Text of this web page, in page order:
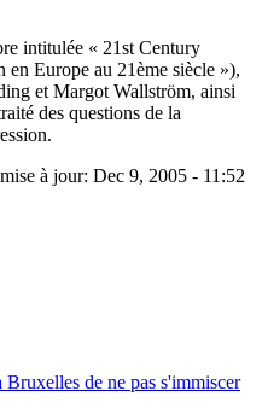
intitulée « 21st Century
Europe au 21ème siècle »),
et Margot Wallström, ainsi
des questions de la
à jour: Dec 9, 2005 - 11:52
de ne pas s'immiscer